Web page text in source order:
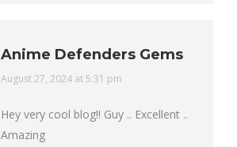
Anime Defenders Gems
says:
August 27, 2024 at 5:31 pm
Hey very cool blog!! Guy .. Excellent ..
Amazing